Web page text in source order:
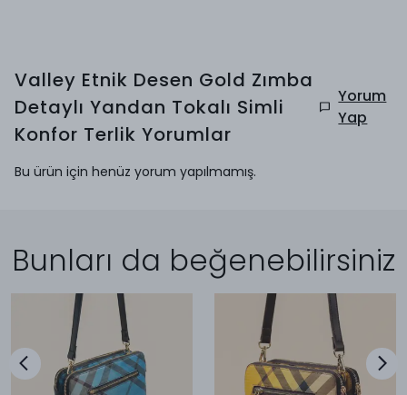
Valley Etnik Desen Gold Zımba
Detaylı Yandan Tokalı Simli
Konfor Terlik Yorumlar
Yorum
Yap
Bu ürün için henüz yorum yapılmamış.
Bunları da beğenebilirsiniz